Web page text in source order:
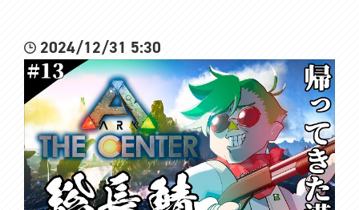
2024/12/31 5:30